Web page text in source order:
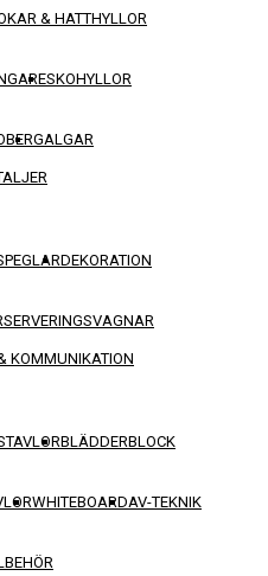
& HATTHYLLOR
SKOHYLLOR
GALGAR
DEKORATION
SERVERINGSVAGNAR
KOMMUNIKATION
BLÄDDERBLOCK
WHITEBOARDAV-TEKNIK